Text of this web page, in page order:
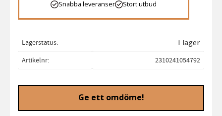
Snabba leveranser Stort utbud
Lagerstatus
I lager
Artikelnr
2310241054792
Ge ett omdöme!